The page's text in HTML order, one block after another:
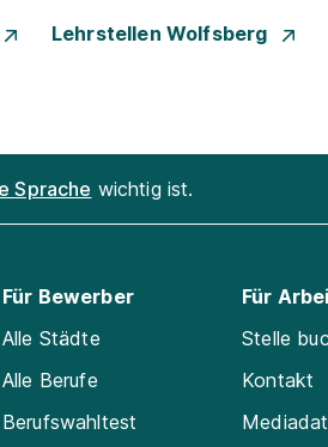
Lehrstellen Wolfsberg
Sprache wichtig ist.
Für Bewerber
Alle Städte
Alle Berufe
Berufswahltest
Für
Stelle
Kontakt